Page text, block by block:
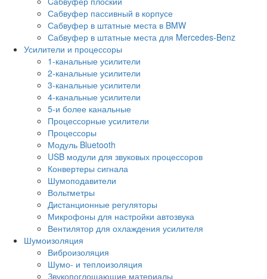
Сабвуфер пассивный в корпусе
Сабвуфер в штатные места в BMW
Сабвуфер в штатные места для Mercedes-Benz
Усилители и процессоры
1-канальные усилители
2-канальные усилители
3-канальные усилители
4-канальные усилители
5-и более канальные
Процессорные усилители
Процессоры
Модуль Bluetooth
USB модули для звуковых процессоров
Конвертеры сигнала
Шумоподавители
Вольтметры
Дистанционные регуляторы
Микрофоны для настройки автозвука
Вентилятор для охлаждения усилителя
Шумоизоляция
Виброизоляция
Шумо- и теплоизоляция
Звукопоглощающие материалы